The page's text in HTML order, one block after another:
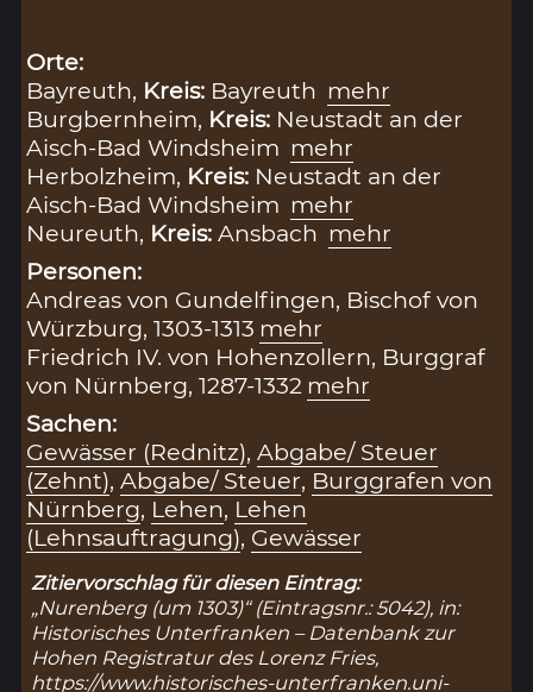
Orte:
Bayreuth, Kreis: Bayreuth mehr
Burgbernheim, Kreis: Neustadt an der
Aisch-Bad Windsheim mehr
Herbolzheim, Kreis: Neustadt an der
Aisch-Bad Windsheim mehr
Neureuth, Kreis:Ansbach mehr
Personen:
Andreas von Gundelfingen, Bischof von
Würzburg, 1303-1313 mehr
Friedrich IV. von Hohenzollern, Burggraf
von Nürnberg, 1287-1332 mehr
Sachen:
Gewässer (Rednitz),Abgabe/ Steuer
(Zehnt),Abgabe/ Steuer, Burggrafen von
Nürnberg, Lehen, Lehen
(Lehnsauftragung), Gewässer
Zitiervorschlag für diesen Eintrag:
„Nurenberg (um 1303)“ (Eintragsnr.: 5042), in:
Historisches Unterfranken – Datenbank zur
Hohen Registratur des Lorenz Fries,
https://www.historisches-unterfranken.uni-